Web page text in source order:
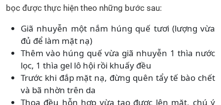
bọc được thực hiện theo những bước sau:
Giã nhuyễn một nắm húng quế tươi (lượng vừa
đủ để làm mặt nạ)
Thêm vào húng quế vừa giã nhuyễn 1 thìa nước
lọc, 1 thìa gel lô hội rồi khuấy đều
Trước khi đắp mặt nạ, đừng quên tẩy tế bào chết
và bã nhờn trên da
Thoa đều hỗn hợp vừa tạo được lên mặt, chú ý